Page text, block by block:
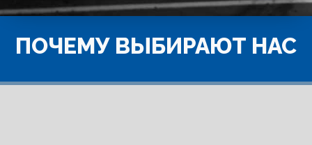
ПОЧЕМУ ВЫБИРАЮТ НАС